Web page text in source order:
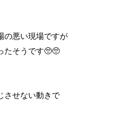
の悪い現場ですが
たそうです🥺🥺
させない動きで